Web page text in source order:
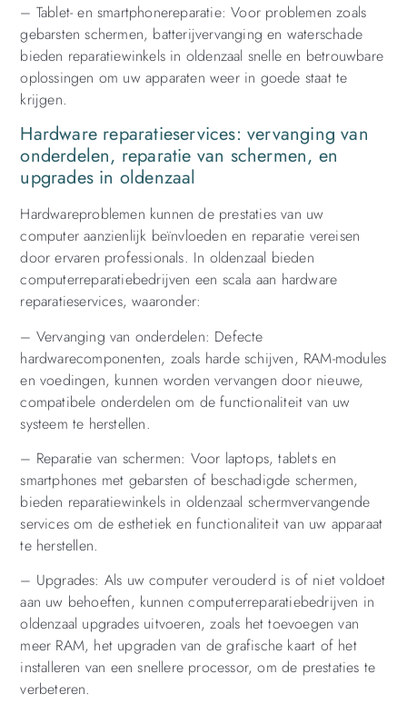
– Tablet- en smartphonereparatie: Voor problemen zoals
gebarsten schermen, batterijvervanging en waterschade
bieden reparatiewinkels in oldenzaal snelle en betrouwbare
oplossingen om uw apparaten weer in goede staat te
krijgen.
Hardware reparatieservices: vervanging van
onderdelen, reparatie van schermen, en
upgrades in oldenzaal
Hardwareproblemen kunnen de prestaties van uw
computer aanzienlijk beïnvloeden en reparatie vereisen
door ervaren professionals. In oldenzaal bieden
computerreparatiebedrijven een scala aan hardware
reparatieservices, waaronder:
– Vervanging van onderdelen: Defecte
hardwarecomponenten, zoals harde schijven, RAM-modules
en voedingen, kunnen worden vervangen door nieuwe,
compatibele onderdelen om de functionaliteit van uw
systeem te herstellen.
– Reparatie van schermen: Voor laptops, tablets en
smartphones met gebarsten of beschadigde schermen,
bieden reparatiewinkels in oldenzaal schermvervangende
services om de esthetiek en functionaliteit van uw apparaat
te herstellen.
– Upgrades: Als uw computer verouderd is of niet voldoet
aan uw behoeften, kunnen computerreparatiebedrijven in
oldenzaal upgrades uitvoeren, zoals het toevoegen van
meer RAM, het upgraden van de grafische kaart of het
installeren van een snellere processor, om de prestaties te
verbeteren.